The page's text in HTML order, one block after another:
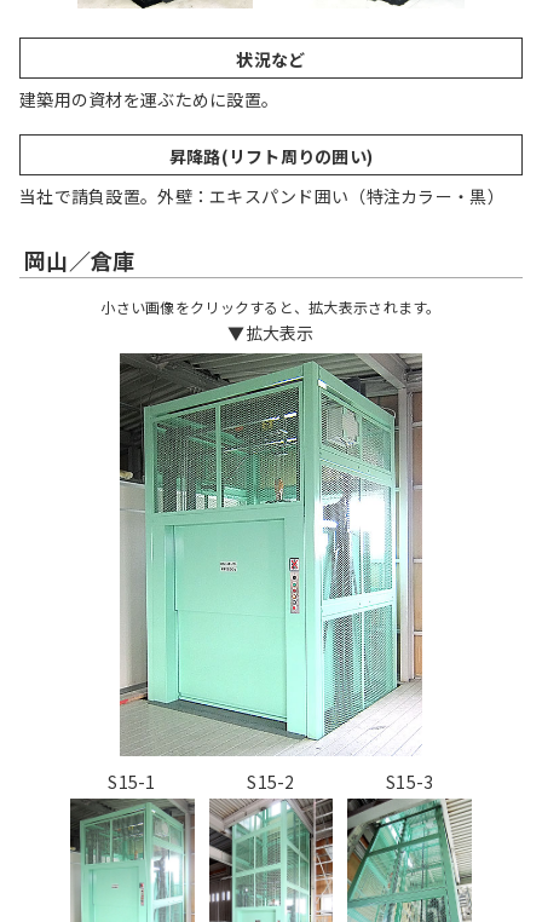
状況など
建築用の資材を運ぶために設置。
昇降路(リフト周りの囲い)
当社で請負設置。外壁：エキスパンド囲い（特注カラー・黒）
岡山／倉庫
小さい画像をクリックすると、拡大表示されます。
▼拡大表示
S15-1 S15-2 S15-3